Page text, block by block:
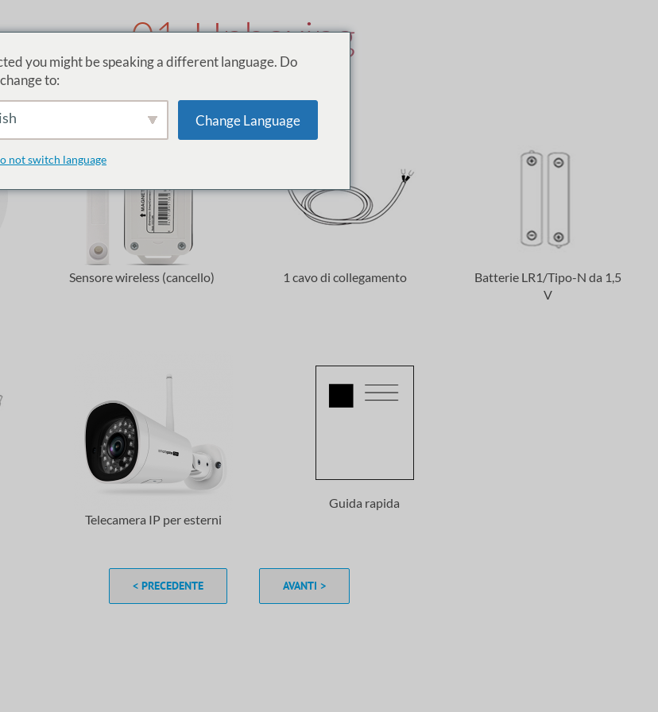
01. Unboxing
Sensore wireless (cancello) 1 cavo di collegamento
Batterie LR1/Tipo-N da 1,5
V
Telecamera IP per esterni
Guida rapida
< PRECEDENTE AVANTI >
you might be speaking a different language. Do
to:
Change Language
not switch language